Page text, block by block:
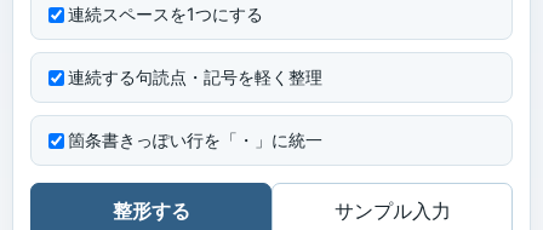
連続スペースを1つにする
連続する句読点・記号を軽く整理
箇条書きっぽい行を「・」に統一
整形する サンプル入力